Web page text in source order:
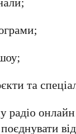
та
радіо